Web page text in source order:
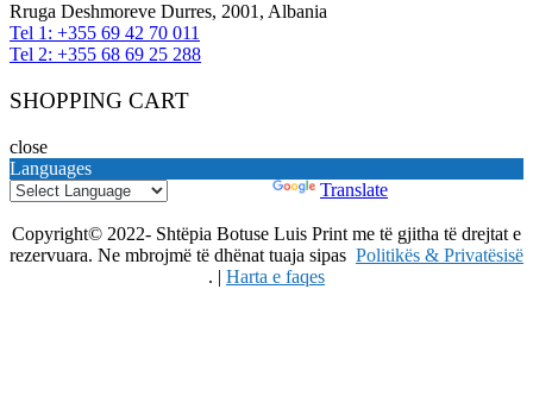
Rruga Deshmoreve Durres, 2001, Albania
Tel 1: +355 69 42 70 011
Tel 2: +355 68 69 25 288
SHOPPING CART
close
Languages
Translate
Copyright© 2022- Shtëpia Botuse Luis Print me të gjitha të drejtat e
rezervuara. Ne mbrojmë të dhënat tuaja sipas Politikës & Privatësisë
. | Harta e faqes